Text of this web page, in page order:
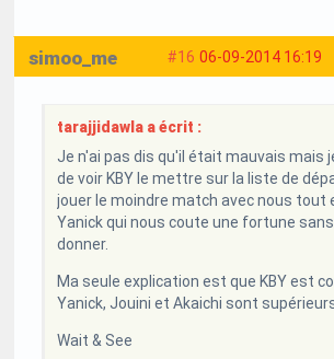
#16 06-09-2014 16:19
simoo_me
tarajjidawla a écrit :
Je n'ai pas dis qu'il était mauvais mais
de voir KBY le mettre sur la liste de
jouer le moindre match avec nous tout
Yanick qui nous coute une fortune
donner.
Ma seule explication est que KBY est
Yanick, Jouini et Akaichi sont supérieurs
Wait & See